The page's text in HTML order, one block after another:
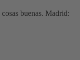
buenas. Madrid: